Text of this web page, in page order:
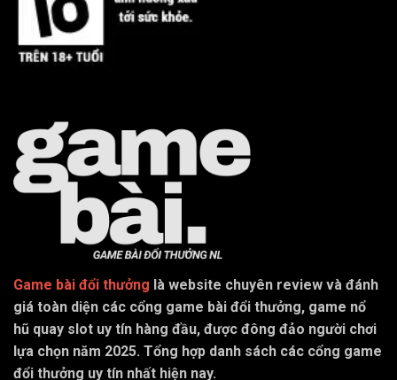
Game bài đổi thưởng là website chuyên review và đánh
giá toàn diện các cổng game bài đổi thưởng, game nổ
hũ quay slot uy tín hàng đầu, được đông đảo người chơi
lựa chọn năm 2025. Tổng hợp danh sách các cổng game
đổi thưởng uy tín nhất hiện nay.